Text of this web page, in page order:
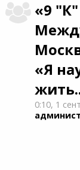
«9
«Я
0:10, 1